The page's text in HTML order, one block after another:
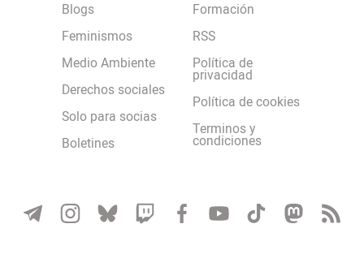
Blogs
Feminismos
Medio Ambiente
Derechos sociales
Solo para socias
Boletines
Formación
RSS
Política de
privacidad
Política de cookies
Terminos y
condiciones